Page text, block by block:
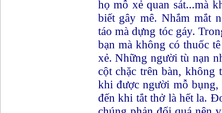
họ mỗ xẻ quan sát...mà
biết gây mê. Nhắm mắt
táo mà dựng tóc gáy.
bạn mà không có thuốc
xẻ. Những người tù nạn
cột chặc trên bàn, không
khi được người mỗ bụng,
đến khi tắt thở là hết la.